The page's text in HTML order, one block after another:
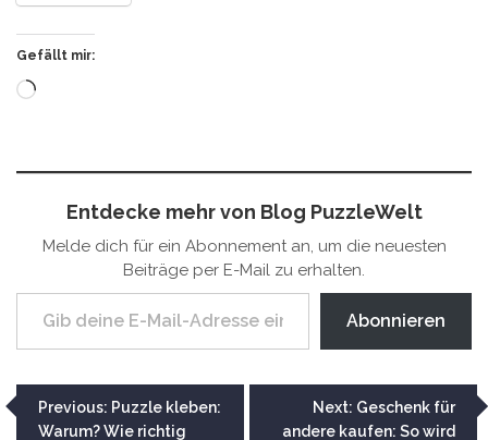
Gefällt mir:
Wird
Entdecke mehr von Blog PuzzleWelt
Melde dich für ein Abonnement an, um die neuesten
Beiträge per E-Mail zu erhalten.
Gib deine E-Mail-Adresse ein ...
Abonnieren
Beitragsnavigation
Previous: Puzzle kleben:
Warum? Wie richtig
Next: Geschenk für
andere kaufen: So wird